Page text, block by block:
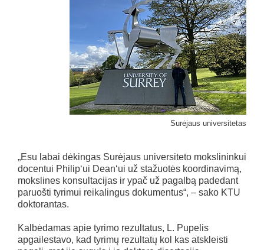
Surėjaus universitetas
„Esu labai dėkingas Surėjaus universiteto mokslininkui
docentui Philip‘ui Dean‘ui už stažuotės koordinavimą,
mokslines konsultacijas ir ypač už pagalbą padedant
paruošti tyrimui reikalingus dokumentus“, – sako KTU
doktorantas.
Kalbėdamas apie tyrimo rezultatus, L. Pupelis
apgailestavo, kad tyrimų rezultatų kol kas atskleisti